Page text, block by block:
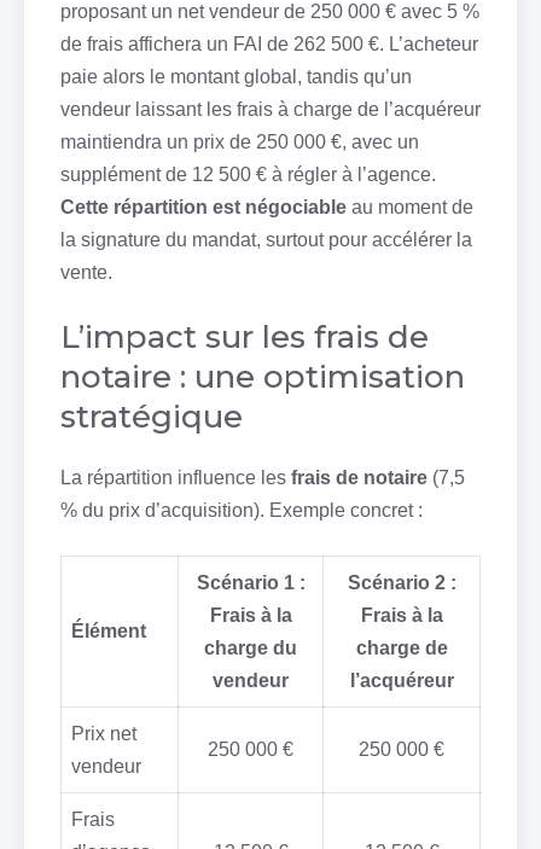
proposant un net vendeur de 250 000 € avec 5 %
de frais affichera un FAI de 262 500 €. L’acheteur
paie alors le montant global, tandis qu’un
vendeur laissant les frais à charge de l’acquéreur
maintiendra un prix de 250 000 €, avec un
supplément de 12 500 € à régler à l’agence.
Cette répartition est négociable au moment de
la signature du mandat, surtout pour accélérer la
vente.
L’impact sur les frais de
notaire : une optimisation
stratégique
La répartition influence les frais de notaire (7,5
% du prix d’acquisition). Exemple concret :
Élément
Scénario 1 :
Frais à la
charge du
vendeur
Scénario 2 :
Frais à la
charge de
l’acquéreur
Prix net
vendeur
250 000 € 250 000 €
Frais